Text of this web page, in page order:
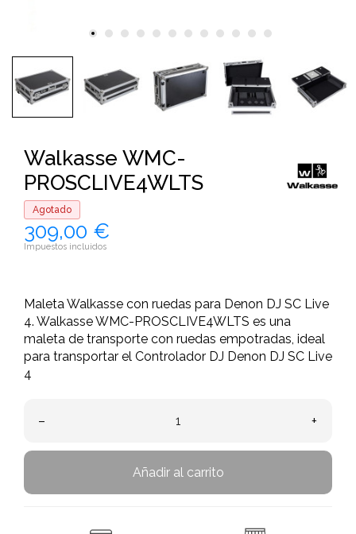
Walkasse WMC-
PROSCLIVE4WLTS
Agotado
309,00 €
Impuestos incluidos
Maleta Walkasse con ruedas para Denon DJ SC Live
4. Walkasse WMC-PROSCLIVE4WLTS es una
maleta de transporte con ruedas empotradas, ideal
para transportar el Controlador DJ Denon DJ SC Live
4
– +
Añadir al carrito